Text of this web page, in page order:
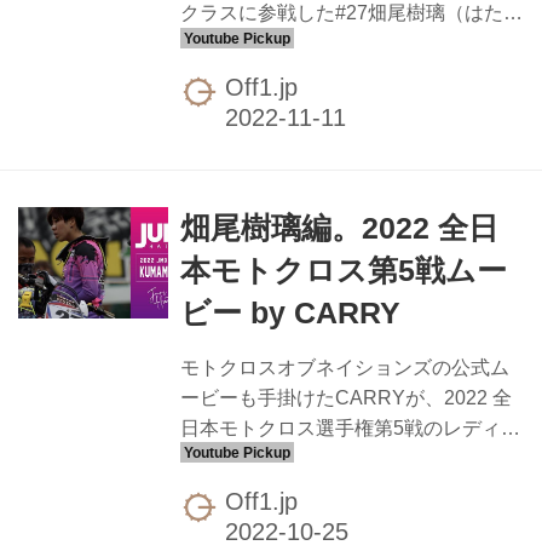
クラスに参戦した#27畑尾樹璃（はたお
じゅり）のオリジナル映像が公開され
ています。いよいよ今週末は最終戦
MFJ-GPモトクロス大会です。観戦情報
プリ！
Off1.jp
畑尾樹璃編。2022 全日
本モトクロス第5戦ムー
ビー by CARRY
モトクロスオブネイションズの公式ム
ービーも手掛けたCARRYが、2022 全
日本モトクロス選手権第5戦のレディス
クラスに参戦した#27畑尾樹璃（はたお
じゅり）のオリジナル映像を公開して
います。「地元ということで練習時か
Off1.jp